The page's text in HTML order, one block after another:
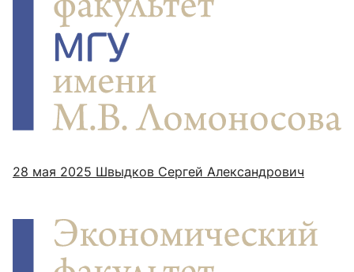
28 мая 2025 Швыдков Сергей Александрович